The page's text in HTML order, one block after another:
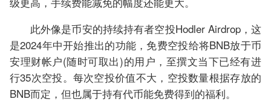
此外像是币安的持续持有者空投Hodler Airdrop，这
是2024年中开始推出的功能，免费空投给将BNB放于币
安理财帐户(随时可取出)的用户，至撰文当下已经有进
行35次空投。每次空投价值不大，空投数量根据存放的
BNB而定，但也属于持有代币能免费得到的福利。